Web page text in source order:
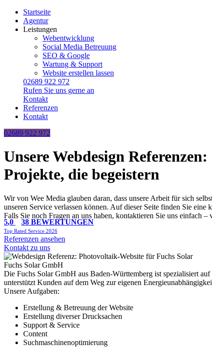
Startseite
Agentur
Leistungen
Webentwicklung
Social Media Betreuung
SEO & Google
Wartung & Support
Website erstellen lassen
02689 922 972
Rufen Sie uns gerne an
Kontakt
Referenzen
Kontakt
02689 922 972
Unsere Webdesign Referenzen:
Projekte, die begeistern
Wir von Wee Media glauben daran, dass unsere Arbeit für sich
unseren Service verlassen können. Auf dieser Seite finden Sie
Falls Sie noch Fragen an uns haben, kontaktieren Sie uns einfach
5,0 38 BEWERTUNGEN
Top Rated Service 2026
Referenzen ansehen
Kontakt zu uns
Fuchs Solar GmbH
Die Fuchs Solar GmbH aus Baden-Württemberg ist spezialisiert
unterstützt Kunden auf dem Weg zur eigenen
Unsere Aufgaben:
Erstellung & Betreuung der Website
Erstellung diverser Drucksachen
Support & Service
Content
Suchmaschinenoptimierung